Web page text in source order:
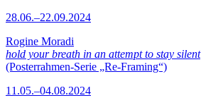
28.06.–22.09.2024
Rogine Moradi
hold your breath in an attempt to stay silent
(Posterrahmen-Serie „Re-Framing“)
11.05.–04.08.2024